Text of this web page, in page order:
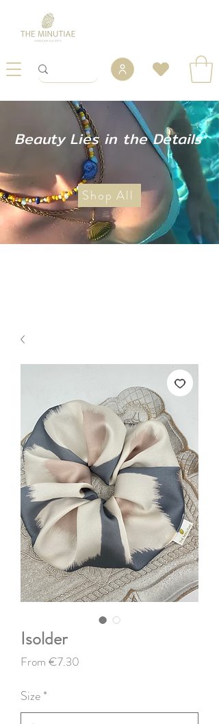
Shop All
Beauty Lies in the Details
Isolder
From €7.30
Size*